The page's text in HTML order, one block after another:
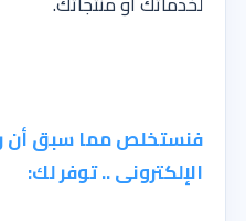
فنستخلص مما سبق أن
الإلكترونى .. توفر لك: